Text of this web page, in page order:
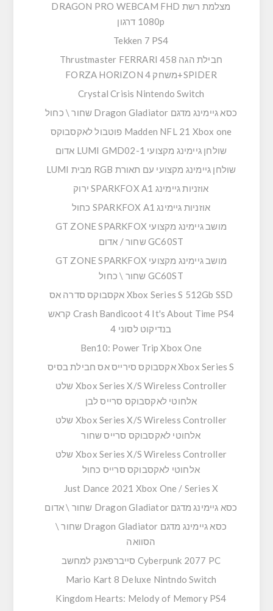
מצלמת רשת DRAGON PRO WEBCAM FHD
1080p דרגון
Tekken 7 PS4
חבילת הגה Thrustmaster FERRARI 458
SPIDER+משחק FORZA HORIZON 4
Crystal Crisis Nintendo Switch
כסא גיימינג מדגם Dragon Gladiator שחור \ כחול
Madden NFL 21 Xbox one פוטבול לאקסבוקס
שולחן גיימינג מקצועי LUMI GMD02-1 אדום
שולחן גיימינג מקצועי עם תאורת RGB מבית LUMI
אוזניות גיימינג SPARKFOX A1 ירוק
אוזניות גיימינג SPARKFOX A1 כחול
מושב גיימינג מקצועי GT ZONE SPARKFOX
GC60ST שחור / אדום
מושב גיימינג מקצועי GT ZONE SPARKFOX
GC60ST שחור \ כחול
Xbox Series S 512Gb SSD אקסבוקס סדרה אס
Crash Bandicoot 4 It's About Time PS4 קראש
בנדיקוט לסוני 4
Ben10: Power Trip Xbox One
Xbox Series S אקסבוקס סירייס אס חבילת בסיס
Xbox Series X/S Wireless Controller שלט
אלחוטי לאקסבוקס סרייס לבן
Xbox Series X/S Wireless Controller שלט
אלחוטי לאקסבוקס סרייס שחור
Xbox Series X/S Wireless Controller שלט
אלחוטי לאקסבוקס סרייס כחול
Just Dance 2021 Xbox One / Series X
כסא גיימינג מדגם Dragon Gladiator שחור \ אדום
כסא גיימינג מדגם Dragon Gladiator שחור \
הסוואה
Cyberpunk 2077 PC סייברפאנק למחשב
Mario Kart 8 Deluxe Nintndo Switch
Kingdom Hearts: Melody of Memory PS4